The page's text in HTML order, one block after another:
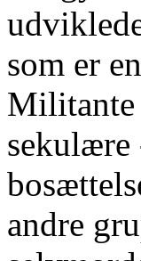
som er
Militante
sekulære
andre